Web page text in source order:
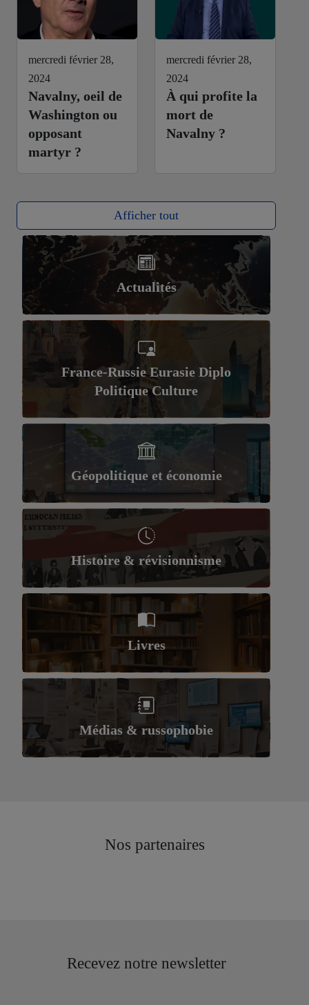
mercredi février 28,
2024
Navalny, oeil de
Washington ou
opposant
martyr ?
mercredi février 28,
2024
À qui profite la
mort de
Navalny ?
Afficher tout
Actualités
France-Russie Eurasie Diplo
Politique Culture
Géopolitique et économie
Histoire & révisionnisme
Livres
Médias & russophobie
Nos partenaires
Recevez notre newsletter